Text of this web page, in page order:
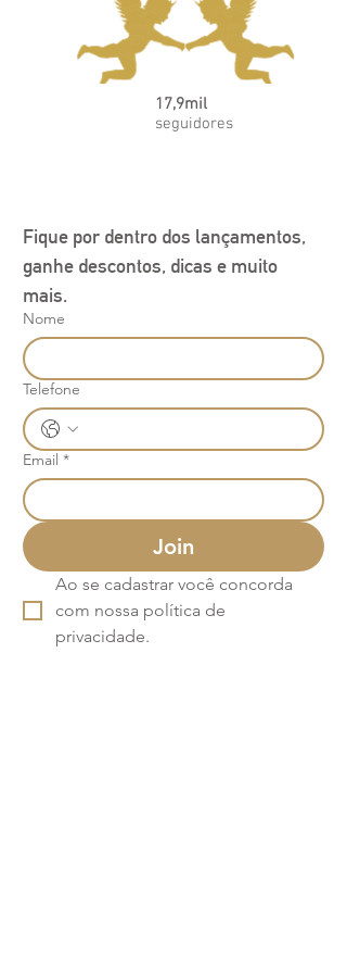
17,9mil
seguidores
Fique por dentro dos lançamentos,
ganhe descontos, dicas e muito
mais.
Nome
Telefone
Email *
Join
Ao se cadastrar você concorda
com nossa política de
privacidade.